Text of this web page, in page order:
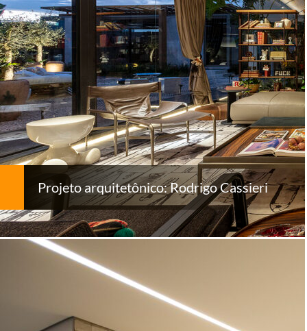
Projeto arquitetônico: Rodrigo Cassieri